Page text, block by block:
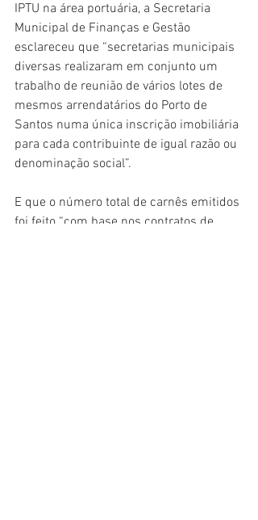
IPTU na área portuária, a Secretaria
Municipal de Finanças e Gestão
esclareceu que “secretarias municipais
diversas realizaram em conjunto um
trabalho de reunião de vários lotes de
mesmos arrendatários do Porto de
Santos numa única inscrição imobiliária
para cada contribuinte de igual razão ou
denominação social”.
E que o número total de carnês emitidos
foi feito “com base nos contratos de